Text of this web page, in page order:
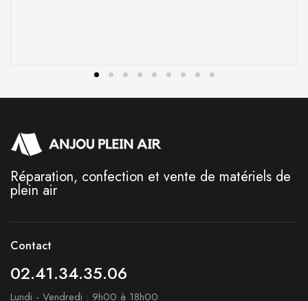
Réparation, confection et vente de matériels de
plein air
Contact
02.41.34.35.06
Lundi - Vendredi : 9h00 à 18h00